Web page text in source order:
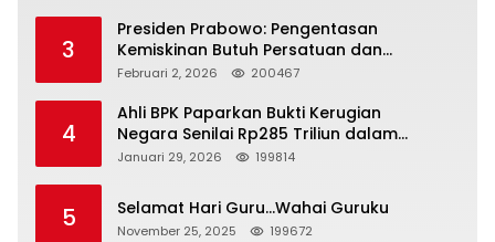
3
Presiden Prabowo: Pengentasan
Kemiskinan Butuh Persatuan dan
Kepemimpinan yang Bertanggung Jawab
Februari 2, 2026 200467
4
Ahli BPK Paparkan Bukti Kerugian
Negara Senilai Rp285 Triliun dalam
Persidangan Korupsi PT Pertamina
Januari 29, 2026 199814
5 Selamat Hari Guru…Wahai Guruku
November 25, 2025 199672